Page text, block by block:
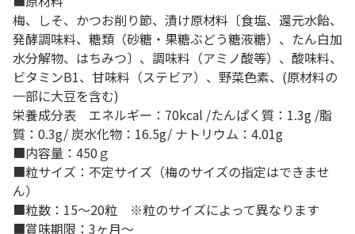
梅、しそ、かつお削り節、漬け原材料〔食塩、還元水飴、
発酵調味料、糖類（砂糖・果糖ぶどう糖液糖）、たん白加
水分解物、はちみつ〕、調味料（アミノ酸等）、酸味料、
ビタミンB1、甘味料（ステビア）、野菜色素、(原材料の
一部に大豆を含む)
栄養成分表 エネルギー：70kcal /たんぱく質：1.3g /脂
質：0.3g/ 炭水化物：16.5g/ ナトリウム：4.01g
■内容量：450ｇ
■粒サイズ：不定サイズ（梅のサイズの指定はできませ
ん）
■粒数：15～20粒 ※粒のサイズによって異なります
■賞味期限：3ヶ月～